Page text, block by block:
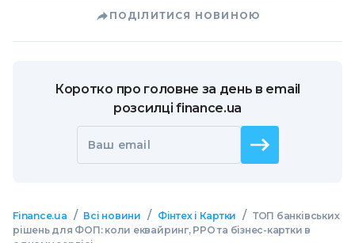
ПОДІЛИТИСЯ НОВИНОЮ
Коротко про головне за день в email
розсилці finance.ua
Ваш email
Finance.ua / Всі новини / Фінтех і Картки / ТОП банківських
рішень для ФОП: коли еквайринг, РРО та бізнес-картки в